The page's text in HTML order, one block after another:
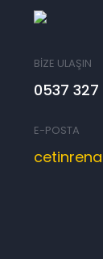
BİZE ULAŞIN
0537 327
E-POSTA